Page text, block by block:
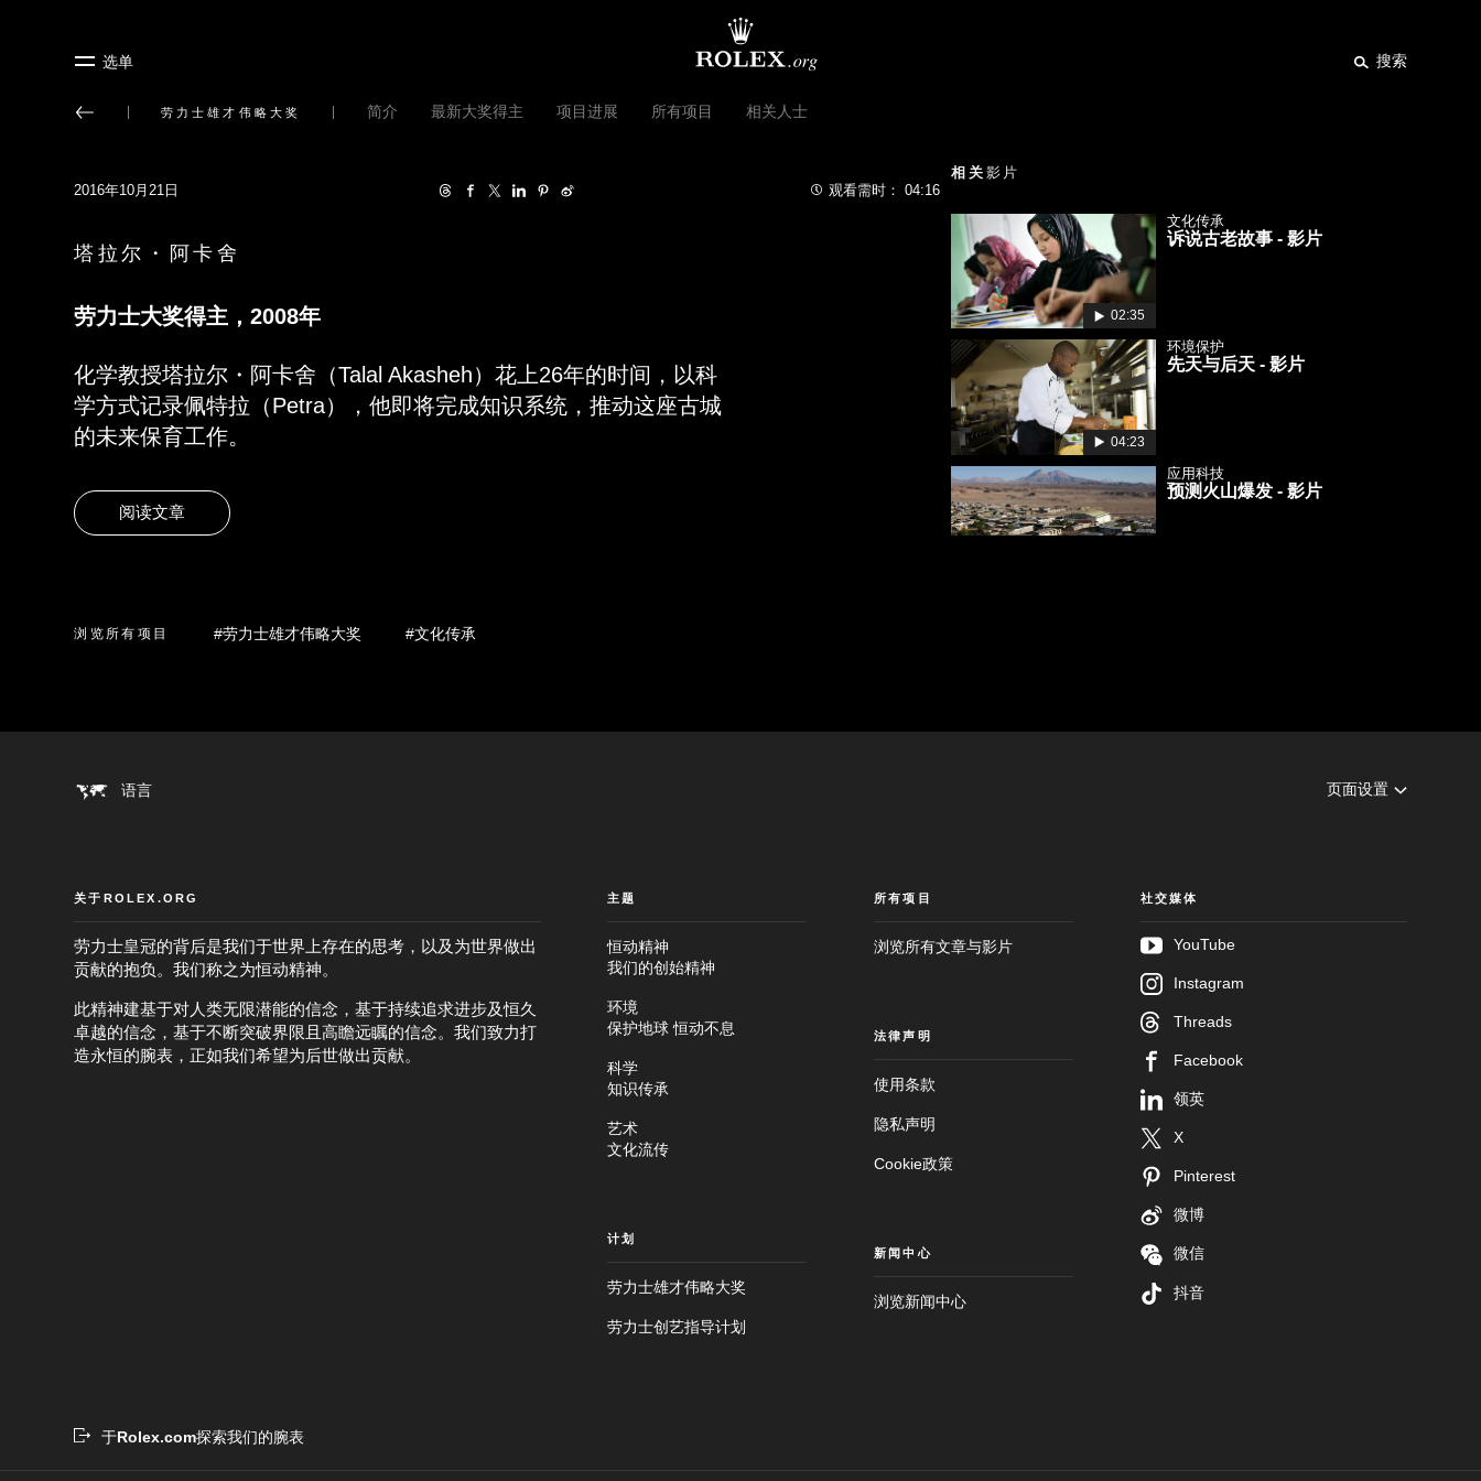
跳
选单 搜索
劳力士雄才伟略大奖 简介 最新大奖得主 项目进展 所有项目 相关人士
2016年10月21日 观看需时： 04:16
塔拉尔・阿卡舍
劳力士大奖得主，2008年
化学教授塔拉尔 ・ 阿卡舍（Talal Akasheh）花上26年的时间，以科
学方式记录佩特拉（Petra），他即将完成知识系统，推动这座古城
的未来保育工作。
阅读文章
相关影片
02:35
文化传承
诉说古老故事 - 影片
04:23
环境保护
先天与后天 - 影片
应用科技
预测火山爆发 - 影片
浏览所有项目 #劳力士雄才伟略大奖 #文化传承
语言 页面设置
关于ROLEX.ORG
劳力士皇冠的背后是我们于世界上存在的思考，以及为世界做出
贡献的抱负。我们称之为恒动精神。
此精神建基于对人类无限潜能的信念，基于持续追求进步及恒久
卓越的信念，基于不断突破界限且高瞻远瞩的信念。我们致力打
造永恒的腕表，正如我们希望为后世做出贡献。
主题
恒动精神
我们的创始精神
环境
保护地球 恒动不息
科学
知识传承
艺术
文化流传
计划
劳力士雄才伟略大奖
劳力士创艺指导计划
所有项目
浏览所有文章与影片
法律声明
使用条款
隐私声明
Cookie政策
新闻中心
浏览新闻中心
社交媒体
YouTube
Instagram
Threads
Facebook
领英
X
Pinterest
微博
微信
抖音
于 Rolex.com探索我们的腕表